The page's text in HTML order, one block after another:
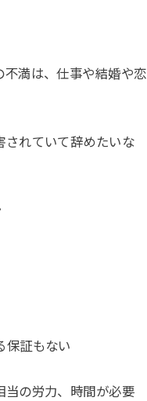
満は、仕事や結婚や恋
されていて辞めたいな
保証もない
当の労力、時間が必要